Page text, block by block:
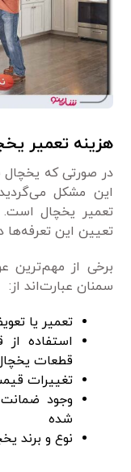
هزینه تعمیر
در صورتی که یخچال
این مشکل
تعمیر یخچال است.
تعیین این تعرفه‌ها
برخی از مهم‌ترین
سمنان عبارت‌اند از:
تعمیر یا
استفاده
قطعات
تغییرات
وجود
شده
نوع و برند